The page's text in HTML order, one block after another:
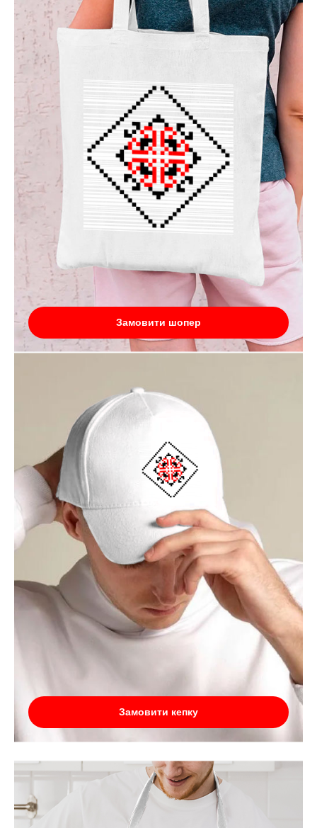
Замовити шопер
Замовити кепку